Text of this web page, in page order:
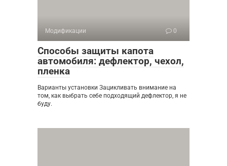
Модификации 0
Способы защиты капота
автомобиля: дефлектор, чехол,
пленка
Варианты установки Зацикливать внимание на
том, как выбрать себе подходящий дефлектор, я не
буду.